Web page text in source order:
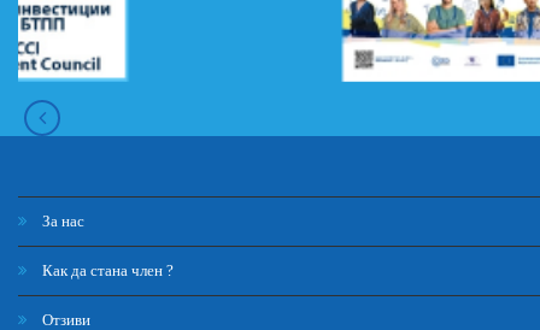
За нас
Как да стана член ?
Отзиви